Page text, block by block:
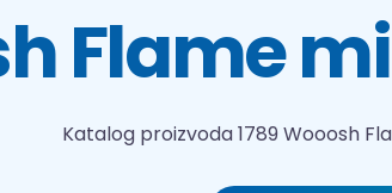
Flame
Katalog proizvoda1789 Wooosh